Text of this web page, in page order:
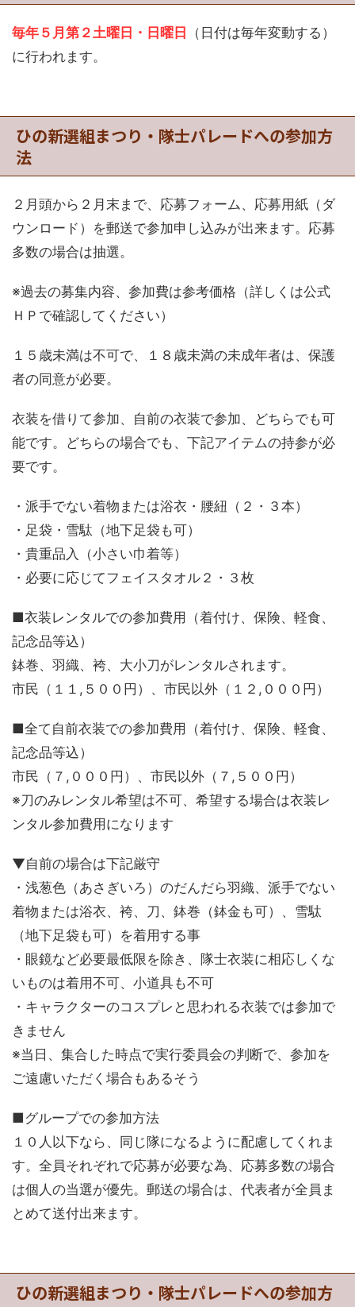
毎年５月第２土曜日・日曜日
（日付は毎年変動する）
に行われます。
ひの新選組まつり・隊士パレードへの参加方
法
２月頭から２月末まで、応募フォーム、応募用紙（ダ
ウンロード）を郵送で参加申し込みが出来ます。応募
多数の場合は抽選。
※過去の募集内容、参加費は参考価格（詳しくは公式
ＨＰで確認してください）
１５歳未満は不可で、１８歳未満の未成年者は、保護
者の同意が必要。
衣装を借りて参加、自前の衣装で参加、どちらでも可
能です。どちらの場合でも、下記アイテムの持参が必
要です。
・派手でない着物または浴衣・腰紐（２・３本）
・足袋・雪駄（地下足袋も可）
・貴重品入（小さい巾着等）
・必要に応じてフェイスタオル２・３枚
■衣装レンタルでの参加費用（着付け、保険、軽食、
記念品等込）
鉢巻、羽織、袴、大小刀がレンタルされます。
市民（１１,５００円）、市民以外（１２,０００円）
■全て自前衣装での参加費用（着付け、保険、軽食、
記念品等込）
市民（７,０００円）、市民以外（７,５００円）
※刀のみレンタル希望は不可、希望する場合は衣装レ
ンタル参加費用になります
▼自前の場合は下記厳守
・浅葱色（あさぎいろ）のだんだら羽織、派手でない
着物または浴衣、袴、刀、鉢巻（鉢金も可）、雪駄
（地下足袋も可）を着用する事
・眼鏡など必要最低限を除き、隊士衣装に相応しくな
いものは着用不可、小道具も不可
・キャラクターのコスプレと思われる衣装では参加で
きません
※当日、集合した時点で実行委員会の判断で、参加を
ご遠慮いただく場合もあるそう
■グループでの参加方法
１０人以下なら、同じ隊になるように配慮してくれま
す。全員それぞれで応募が必要な為、応募多数の場合
は個人の当選が優先。郵送の場合は、代表者が全員ま
とめて送付出来ます。
ひの新選組まつり・隊士パレードへの参加方